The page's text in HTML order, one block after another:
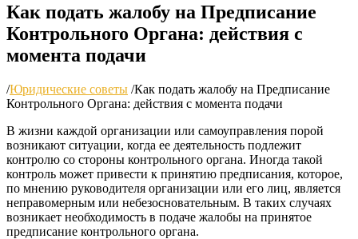
Как подать жалобу на Предписание
Контрольного Органа: действия с
момента подачи
/Юридические советы /Как подать жалобу на Предписание
Контрольного Органа: действия с момента подачи
В жизни каждой организации или самоуправления порой
возникают ситуации, когда ее деятельность подлежит
контролю со стороны контрольного органа. Иногда такой
контроль может привести к принятию предписания, которое,
по мнению руководителя организации или его лиц, является
неправомерным или небезосновательным. В таких случаях
возникает необходимость в подаче жалобы на принятое
предписание контрольного органа.